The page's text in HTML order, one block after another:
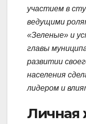
участием в
ведущими
«Зеленые» и
главы
развитии
населения
лидером и
Личная